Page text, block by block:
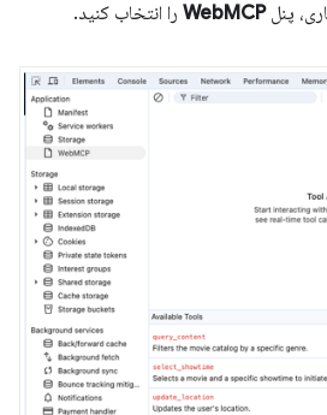
پنلWebMCP را انتخاب کنید.